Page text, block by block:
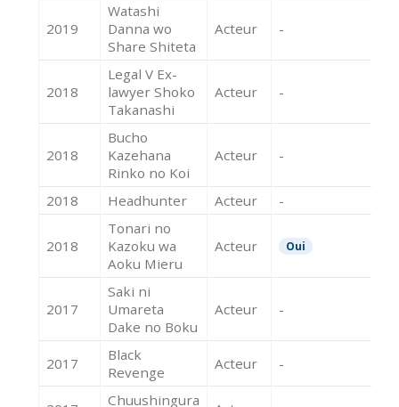
2019
Watashi
Danna wo
Share Shiteta
Acteur -
2018
Legal V Ex-
lawyer Shoko
Takanashi
Acteur -
2018
Bucho
Kazehana
Rinko no Koi
Acteur -
2018 Headhunter Acteur -
2018
Tonari no
Kazoku wa
Aoku Mieru
Acteur Oui
2017
Saki ni
Umareta
Dake no Boku
Acteur -
2017
Black
Revenge
Acteur -
Chuushingura